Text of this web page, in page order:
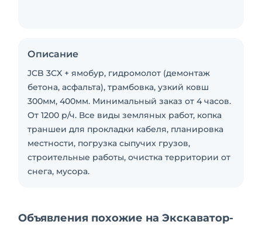
Описание
JCB 3CX + ямобур, гидромолот (демонтаж
бетона, асфальта), трамбовка, узкий ковш
300мм, 400мм. Минимальный заказ от 4 часов.
От 1200 р/ч. Все виды земляных работ, копка
траншеи для прокладки кабеля, планировка
местности, погрузка сыпучих грузов,
строительные работы, очистка территории от
снега, мусора.
Объявления похожие на Экскаватор-